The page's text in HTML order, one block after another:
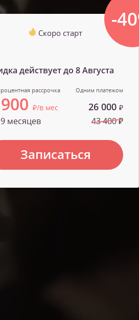
-
Скоро старт
действует до8 Августа
рассрочка
₽/в мес
месяцев
Одним платежом
26 000 ₽
43 400 ₽
Записаться